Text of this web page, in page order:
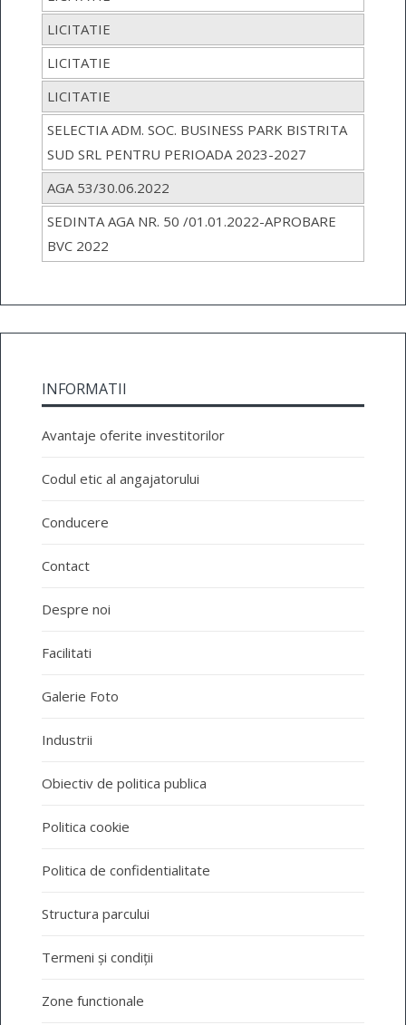
LICITATIE
LICITATIE
LICITATIE
SELECTIA ADM. SOC. BUSINESS PARK BISTRITA
SUD SRL PENTRU PERIOADA 2023-2027
AGA 53/30.06.2022
SEDINTA AGA NR. 50 /01.01.2022-APROBARE
BVC 2022
INFORMATII
Avantaje oferite investitorilor
Codul etic al angajatorului
Conducere
Contact
Despre noi
Facilitati
Galerie Foto
Industrii
Obiectiv de politica publica
Politica cookie
Politica de confidentialitate
Structura parcului
Termeni și condiții
Zone functionale